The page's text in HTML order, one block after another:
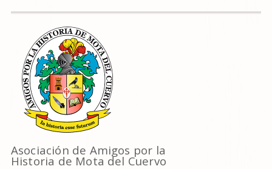
Asociación de Amigos por la
Historia de Mota del Cuervo